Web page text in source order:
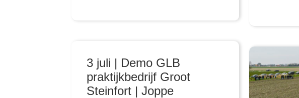
3 juli | Demo GLB
praktijkbedrijf Groot
Steinfort | Joppe